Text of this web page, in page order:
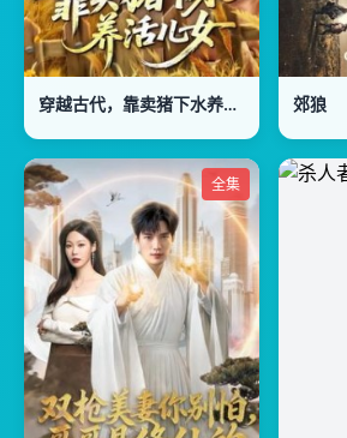
穿越古代，靠卖猪下水养活儿女 郊狼
全集